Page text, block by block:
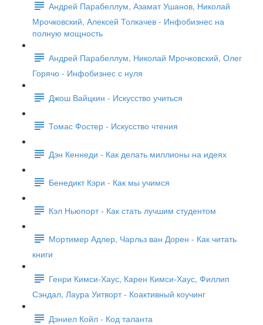
Андрей Парабеллум, Азамат Ушанов, Николай
Мрочковский, Алексей Толкачев - Инфобизнес на
полную мощность
Андрей Парабеллум, Николай Мрочковский, Олег
Горячо - Инфобизнес с нуля
Джош Вайцкин - Искусство учиться
Томас Фостер - Искусство чтения
Дэн Кеннеди - Как делать миллионы на идеях
Бенедикт Кэри - Как мы учимся
Кэл Ньюпорт - Как стать лучшим студентом
Мортимер Адлер, Чарльз ван Дорен - Как читать
книги
Генри Кимси-Хаус, Карен Кимси-Хаус, Филлип
Сэндал, Лаура Уитворт - Коактивный коучинг
Дэниел Койл - Код таланта